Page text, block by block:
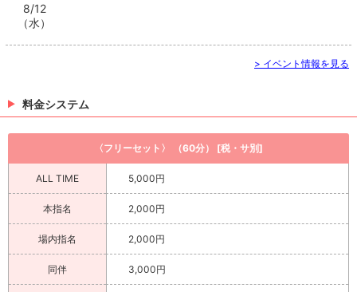
8/12
（水）
> イベント情報を見る
料金システム
〈フリーセット〉 （60分） [税・サ別]
ALL TIME 5,000円
本指名 2,000円
場内指名 2,000円
同伴 3,000円